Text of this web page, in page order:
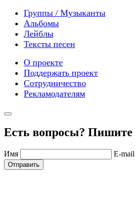
Группы / Музыканты
Альбомы
Лейблы
Тексты песен
О проекте
Поддержать проект
Сотрудничество
Рекламодателям
Есть вопросы? Пишите
Имя E-mail